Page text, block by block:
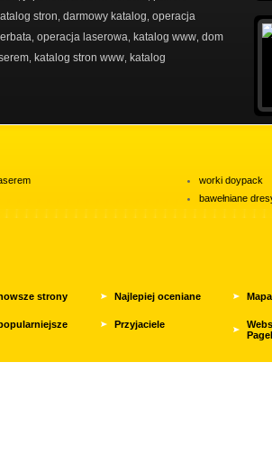
stron darmowy katalog operacja
operacja laserowa katalog www dom
katalog stron www katalog
worki doypack
bawełniane
strony Najlepiej oceniane
Przyjaciele